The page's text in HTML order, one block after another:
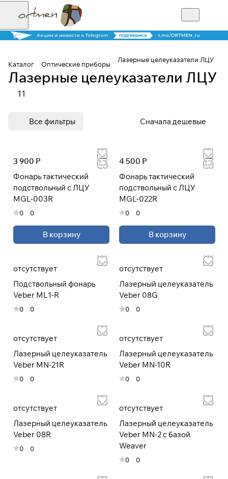
Каталог Оптические приборы
Лазерные целеуказатели ЛЦУ
Лазерные целеуказатели ЛЦУ
11
Все фильтры Сначала дешевые
3 900 Р
Фонарь тактический
подствольный с ЛЦУ
MGL-003R
0 0
В корзину
4 500 Р
Фонарь тактический
подствольный с ЛЦУ
MGL-022R
0 0
В корзину
отсутствует
Подствольный фонарь
Veber ML1-R
0 0
отсутствует
Лазерный целеуказатель
Veber 08G
0 0
отсутствует
Лазерный целеуказатель
Veber MN-21R
0 0
отсутствует
Лазерный целеуказатель
Veber MN-10R
0 0
отсутствует
Лазерный целеуказатель
Veber 08R
0 0
отсутствует
Лазерный целеуказатель
Veber MN-2 с базой
Weaver
0 0
Для клиентов всех банков
оплату на части
Сегодня
25%
Добавляйте товары
выберите метод оплаты
Оплачивайте сегодня только
Получайте товар
выбранный способом
% будут
каждые 2 недели
* При оплате черезПЛАЙТ
скидки по купонам не